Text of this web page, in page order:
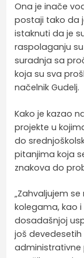
Ona je inače
postaji tako da
istaknuti da je
raspolaganju
suradnja sa
koja su sva
načelnik Gudelj.
Kako je kazao
projekte u
do
pitanjima koja
znakova do
„Zahvaljujem
kolegama, kao
dosadašnjoj
još
administrativne